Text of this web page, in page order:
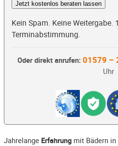
Jetzt kostenlos beraten lassen
Kein Spam. Keine Weitergabe.
Terminabstimmung.
Oder direkt anrufen: 01579 –
Uhr
Jahrelange Erfahrung mit Bädern in